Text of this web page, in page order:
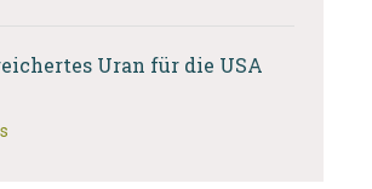
Uran für die USA